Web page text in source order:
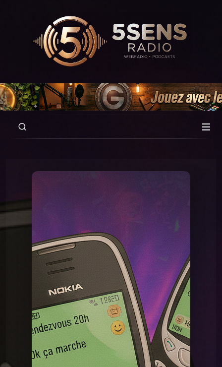
La Madeleine du Graal
MDG 22 Les textos
La Madeleine du Graal MDG 22 Les textos
La Madeleine du Graal MDG 24 Le micro onde
MDG 23 Livres héros